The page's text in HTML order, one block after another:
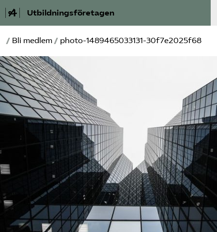
Utbildningsföretagen
Bli medlem
Om Utbildnings­företagen
Våra frågor
Auktorisation
Mina sidor (almega.se)
Bli medlem
/ Bli medlem / photo-1489465033131-30f7e2025f68